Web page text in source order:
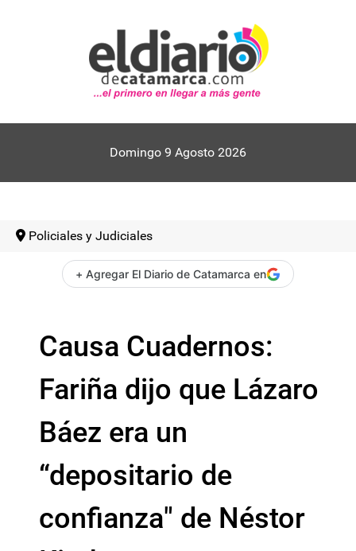
Domingo 9 Agosto 2026
Policiales y Judiciales
+ Agregar El Diario de Catamarca en
Causa Cuadernos:
Fariña dijo que Lázaro
Báez era un
“depositario de
confianza" de Néstor